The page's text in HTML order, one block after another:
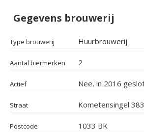
Gegevens brouwerij
Type brouwerij Huurbrouwerij
Aantal biermerken 2
Actief
Straat Kometensingel 383
Postcode 1033 BK